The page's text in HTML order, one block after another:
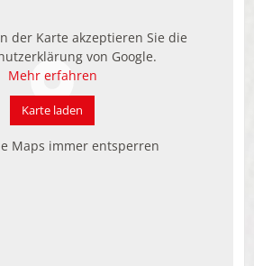
der Karte akzeptieren Sie die
von Google.
Mehr erfahren
Karte laden
Maps immer entsperren